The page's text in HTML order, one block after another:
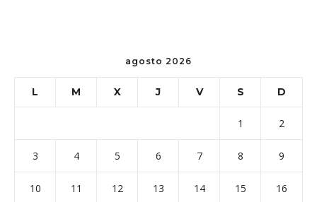
agosto 2026
L M X J V S D
1 2
3 4 5 6 7 8 9
10 11 12 13 14 15 16